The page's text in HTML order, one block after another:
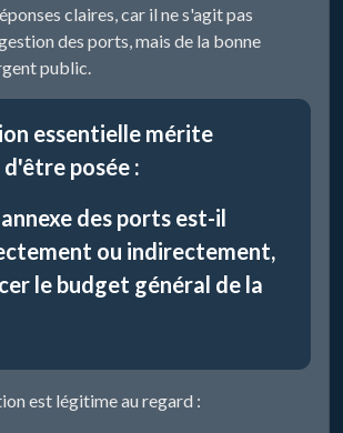
claires, car il ne s'agit pas
des ports, mais de la bonne
public.
essentielle mérite
posée :
des ports est-il
ou indirectement,
le budget général de la
est légitime au regard :